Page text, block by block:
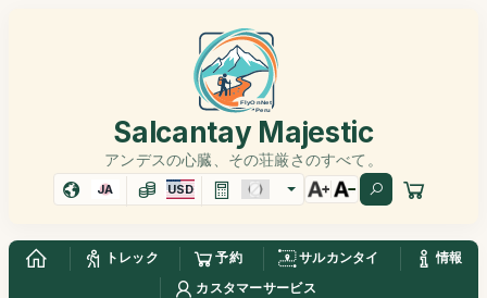
Salcantay Majestic
アンデスの心臓、その荘厳さのすべて。
JA USD
トレック 予約 サルカンタイ
情報
カスタマーサービス